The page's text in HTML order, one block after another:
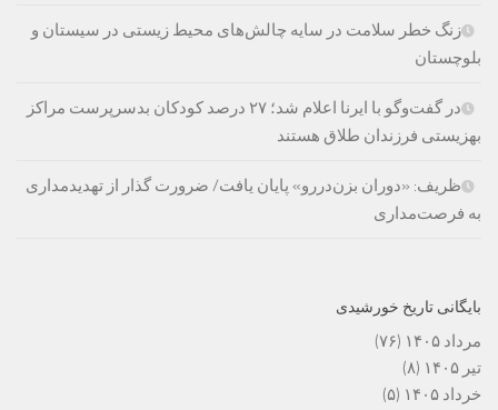
زنگ خطر سلامت در سایه چالش‌های محیط زیستی در سیستان و
بلوچستان
در گفت‌وگو با ایرنا اعلام شد؛ ۲۷ درصد کودکان بدسرپرست مراکز
بهزیستی فرزندان طلاق هستند
ظریف: «دوران بزن‌دررو» پایان یافت/ ضرورت گذار از تهدیدمداری
به فرصت‌مداری
بایگانی تاریخ خورشیدی
مرداد ۱۴۰۵
(۷۶)
تیر ۱۴۰۵
(۸)
خرداد ۱۴۰۵
(۵)